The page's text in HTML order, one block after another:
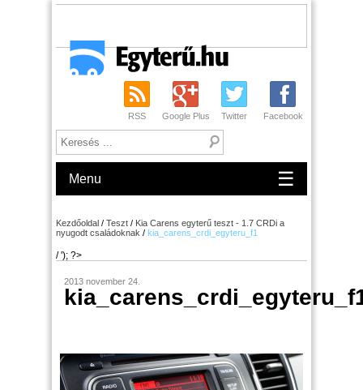
RSS Google Plus Twitter Facebook
Menu ☰
Kezdőoldal / Teszt / Kia Carens egyterű teszt - 1.7 CRDi a
nyugodt családoknak / kia_carens_crdi_egyteru_f1
/ '); ?>
2013 november 24.